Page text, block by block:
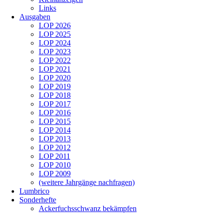
Links
Ausgaben
LOP 2026
LOP 2025
LOP 2024
LOP 2023
LOP 2022
LOP 2021
LOP 2020
LOP 2019
LOP 2018
LOP 2017
LOP 2016
LOP 2015
LOP 2014
LOP 2013
LOP 2012
LOP 2011
LOP 2010
LOP 2009
(weitere Jahrgänge nachfragen)
Lumbrico
Sonderhefte
Ackerfuchsschwanz bekämpfen